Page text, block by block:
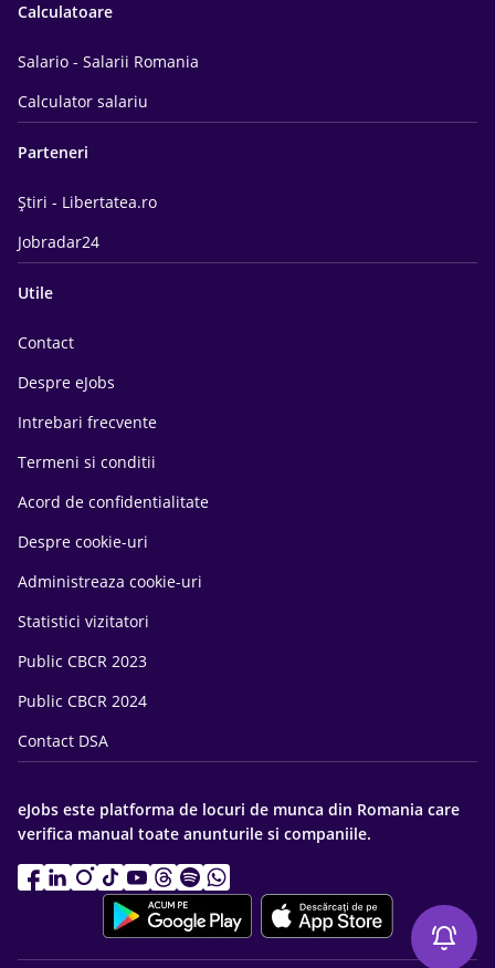
Calculatoare
Salario - Salarii Romania
Calculator salariu
Parteneri
Știri - Libertatea.ro
Jobradar24
Utile
Contact
Despre eJobs
Intrebari frecvente
Termeni si conditii
Acord de confidentialitate
Despre cookie-uri
Administreaza cookie-uri
Statistici vizitatori
Public CBCR 2023
Public CBCR 2024
Contact DSA
eJobs este platforma de locuri de munca din Romania care
verifica manual toate anunturile si companiile.